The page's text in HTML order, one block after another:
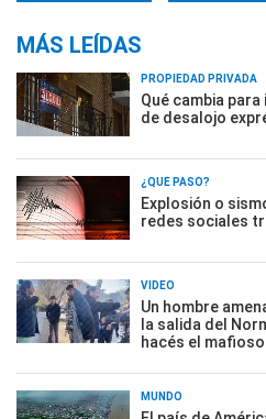
MÁS LEÍDAS
PROPIEDAD PRIVADA
Qué cambia
de desalojo
¿QUÉ PASÓ?
Explosión o
redes sociales
VIDEO
Un hombre
la salida del
hacés el
MUNDO